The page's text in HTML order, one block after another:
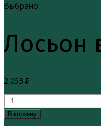
ВЕБ-
САЙТУ
Выбрано:
Лосьон
2,093 ₽
Количество
товара
Лосьон
В корзину